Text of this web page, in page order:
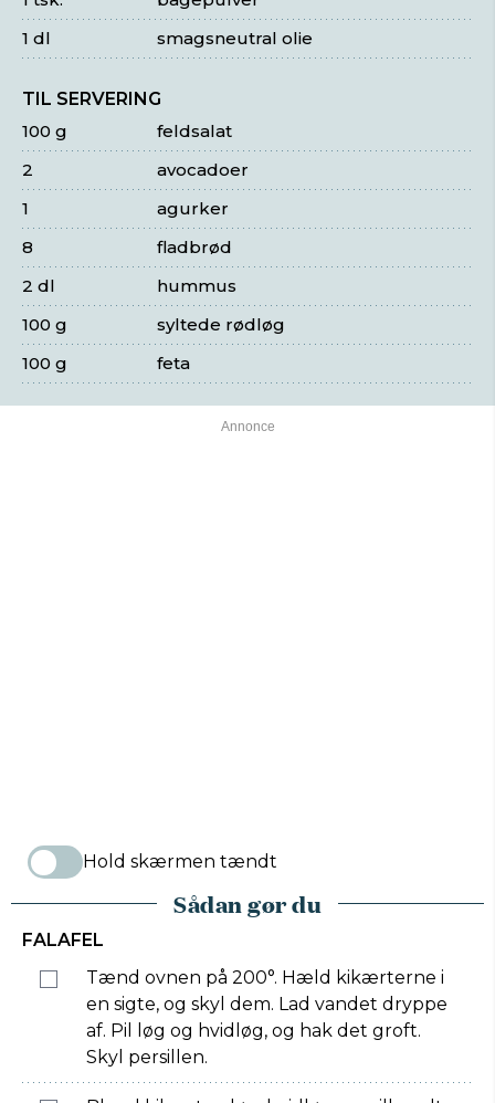
smagsneutral olie
1 dl
TIL SERVERING
feldsalat
100 g
avocadoer
2
agurker
1
fladbrød
8
hummus
2 dl
syltede rødløg
100 g
feta
100 g
Hold skærmen tændt
Sådan gør du
FALAFEL
Tænd ovnen på 200°. Hæld kikærterne i
en sigte, og skyl dem. Lad vandet dryppe
af. Pil løg og hvidløg, og hak det groft.
Skyl persillen.